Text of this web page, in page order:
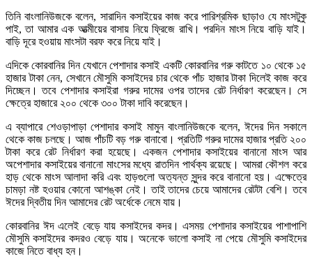
তিনি বাংলানিউজকে বলেন, সারাদিন কসাইয়ের কাজ করে পারিশ্রমিক ছাড়াও যে মাংসটুকু
পাই, তা আমার এক আত্মীয়ের বাসায় নিয়ে ফ্রিজে রাখি। পরদিন মাংস নিয়ে বাড়ি যাই।
বাড়ি দূরে হওয়ায় মাংসটা বরফ করে নিয়ে যাই।
এদিকে কোরবানির দিন যেখানে পেশাদার কসাই একটি কোরবানির গরু কাটতে ১০ থেকে ১৫
হাজার টাকা নেন, সেখানে মৌসুমি কসাইদের চার থেকে পাঁচ হাজার টাকা দিলেই কাজ করে
দিচ্ছেন। তবে পেশাদার কসাইরা গরুর দামের ওপর তাদের রেট নির্ধারণ করেছেন। সে
ক্ষেত্রে হাজারে ২০০ থেকে ৩০০ টাকা দাবি করেছেন।
এ ব্যাপারে শেওড়াপাড়া পেশাদার কসাই মামুন বাংলানিউজকে বলেন, ঈদের দিন সকালে
থেকে কাজ চলছে। আজ পাঁচটি বড় গরু বানাবো। প্রতিটি গরুর দামের হাজার প্রতি ২০০
টাকা করে রেট নির্ধারণ করা হয়েছে। একজন পেশাদার কসাইয়ের বানানো মাংস আর
অপেশাদার কসাইয়ের বানানো মাংসের মধ্যে রাতদিন পার্থক্য রয়েছে। আমরা কৌশল করে
হাড় থেকে মাংস আলাদা করি এবং হাড়গুলো অত্যন্ত সুন্দর করে বানানো হয়। এক্ষেত্রে
চামড়া নষ্ট হওয়ার কোনো আশঙ্কা নেই। তাই তাদের চেয়ে আমাদের রেটটা বেশি। তবে
ঈদের দ্বিতীয় দিন আমাদের রেট অর্ধেকে নেমে যায়।
কোরবানির ঈদ এলেই বেড়ে যায় কসাইদের কদর। এসময় পেশাদার কসাইয়ের পাশাপাশি
মৌসুমি কসাইদের কদরও বেড়ে যায়। অনেকে ভালো কসাই না পেয়ে মৌসুমি কসাইদের
কাজে নিতে বাধ্য হন।